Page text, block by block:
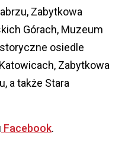
Zabytkowa
Górach, Muzeum
osiedle
Zabytkowa
a także Stara
Facebook.